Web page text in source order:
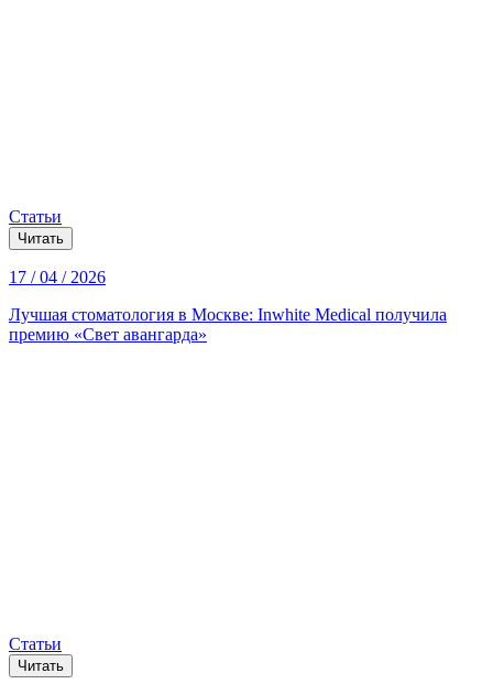
Статьи
Читать
17 / 04 / 2026
Лучшая стоматология в Москве: Inwhite Medical получила
премию «Свет авангарда»
Статьи
Читать